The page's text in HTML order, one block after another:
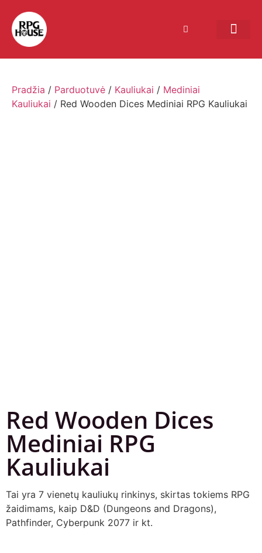
Pradžia / Parduotuvė / Kauliukai / Mediniai
Kauliukai / Red Wooden Dices Mediniai RPG Kauliukai
Red Wooden Dices
Mediniai RPG
Kauliukai
Tai yra 7 vienetų kauliukų rinkinys, skirtas tokiems RPG
žaidimams, kaip D&D (Dungeons and Dragons),
Pathfinder, Cyberpunk 2077 ir kt.